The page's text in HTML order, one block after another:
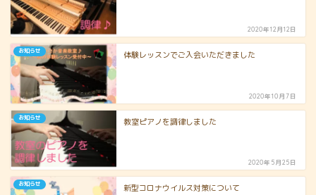
2020年12月12日
お知らせ 体験レッスンでご入会いただきました
2020年10月7日
お知らせ 教室ピアノを調律しました
2020年5月25日
お知らせ 新型コロナウイルス対策について